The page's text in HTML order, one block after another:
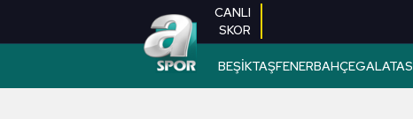
CANLI
SKOR
BEŞİKTAŞFENERBAHÇE